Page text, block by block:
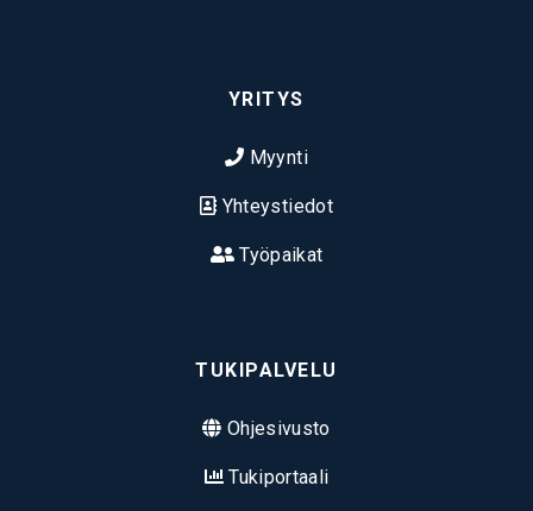
YRITYS
Myynti
Yhteystiedot
Työpaikat
TUKIPALVELU
Ohjesivusto
Tukiportaali